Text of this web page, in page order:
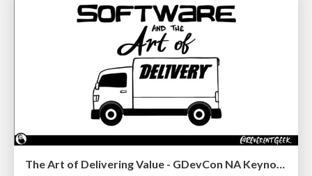
The Art of Delivering Value - GDevCon NA Keynote